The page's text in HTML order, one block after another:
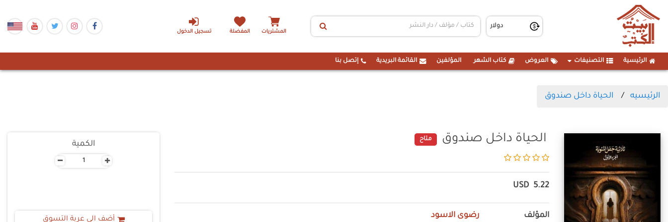
تسجيل الدخول المشتريات المفضلة
الرئيسية التصنيفات العروض كتاب الشهر المؤلفين القائمة البريدية إتصل بنا
الرئيسيه الحياة داخل صندوق
الحياة داخل صندوق متاح
5.22
USD
المؤلف رضوى الاسود
الكمية
- +
أضف الى عربة التسوق